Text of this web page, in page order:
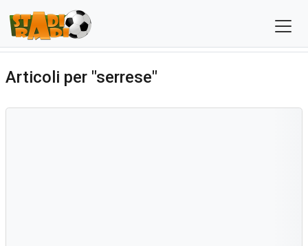
Articoli per "serrese"